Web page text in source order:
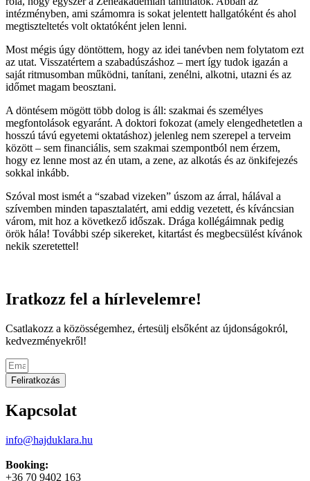
intézményben, ami számomra is sokat jelentett hallgatóként és ahol
megtiszteltetés volt oktatóként jelen lenni.
Most mégis úgy döntöttem, hogy az idei tanévben nem folytatom ezt
az utat. Visszatértem a szabadúszáshoz – mert így tudok igazán a
saját ritmusomban működni, tanítani, zenélni, alkotni, utazni és az
időmet magam beosztani.
A döntésem mögött több dolog is áll: szakmai és személyes
megfontolások egyaránt. A doktori fokozat (amely elengedhetetlen a
hosszú távú egyetemi oktatáshoz) jelenleg nem szerepel a terveim
között – sem financiális, sem szakmai szempontból nem érzem,
hogy ez lenne most az én utam, a zene, az alkotás és az önkifejezés
sokkal inkább.
Szóval most ismét a “szabad vizeken” úszom az árral, hálával a
szívemben minden tapasztalatért, ami eddig vezetett, és kíváncsian
várom, mit hoz a következő időszak. Drága kollégáimnak pedig
örök hála! További szép sikereket, kitartást és megbecsülést kívánok
nekik szeretettel!
Iratkozz fel a hírlevelemre!
Csatlakozz a közösségemhez, értesülj elsőként az újdonságokról,
kedvezményekről!
Feliratkozás
Kapcsolat
info@hajduklara.hu
Booking:
+36 70 9402 163